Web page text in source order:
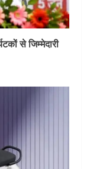
से जिम्मेदारी